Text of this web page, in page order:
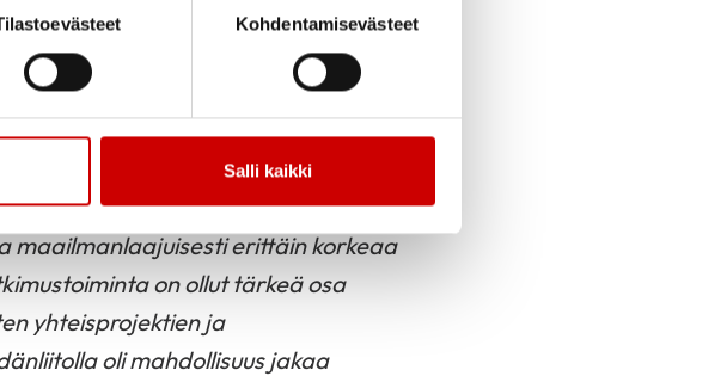
Kohdentamisevästeet
Salli kaikki
puheenjohtaja,
ja osa tuetuista tutkimuksista
perustettiin Helsingin
maailmanlaajuisesti erittäin korkeaa
on ollut tärkeä osa
yhteisprojektien ja
oli mahdollisuus jakaa